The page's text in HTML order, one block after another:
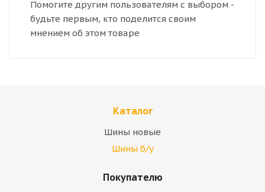
Помогите другим пользователям с выбором -
будьте первым, кто поделится своим
мнением об этом товаре
Каталог
Шины новые
Шины б/у
Покупателю